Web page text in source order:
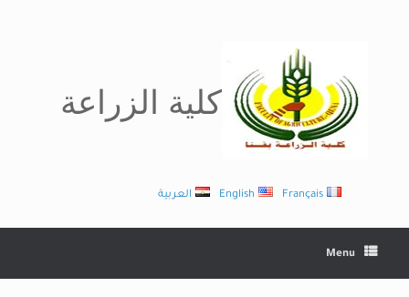
كلية الزراعة
العربية English Français
Menu